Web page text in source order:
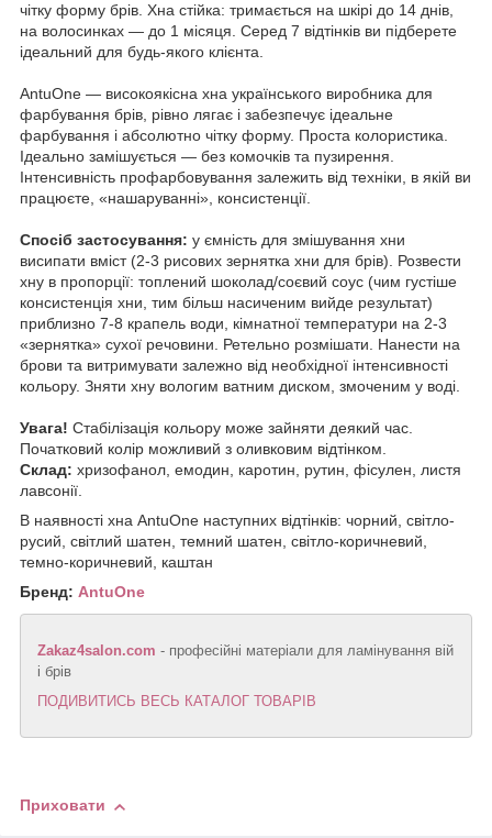
чітку форму брів. Хна стійка: тримається на шкірі до 14 днів,
на волосинках — до 1 місяця. Серед 7 відтінків ви підберете
ідеальний для будь-якого клієнта.
AntuOne — високоякісна хна українського виробника для
фарбування брів, рівно лягає і забезпечує ідеальне
фарбування і абсолютно чітку форму. Проста колористика.
Ідеально замішується — без комочків та пузирення.
Інтенсивність профарбовування залежить від техніки, в якій ви
працюєте, «нашаруванні», консистенції.
Спосіб застосування: у ємність для змішування хни
висипати вміст (2-3 рисових зернятка хни для брів). Розвести
хну в пропорції: топлений шоколад/соєвий соус (чим густіше
консистенція хни, тим більш насиченим вийде результат)
приблизно 7-8 крапель води, кімнатної температури на 2-3
«зернятка» сухої речовини. Ретельно розмішати. Нанести на
брови та витримувати залежно від необхідної інтенсивності
кольору. Зняти хну вологим ватним диском, змоченим у воді.
Увага! Стабілізація кольору може зайняти деякий час.
Початковий колір можливий з оливковим відтінком.
Склад: хризофанол, емодин, каротин, рутин, фісулен, листя
лавсонії.
В наявності хна AntuOne наступних відтінків: чорний, світло-
русий, світлий шатен, темний шатен, світло-коричневий,
темно-коричневий, каштан
Бренд: AntuOne
Zakaz4salon.com - професійні матеріали для ламінування вій
і брів
ПОДИВИТИСЬ ВЕСЬ КАТАЛОГ ТОВАРІВ
Приховати